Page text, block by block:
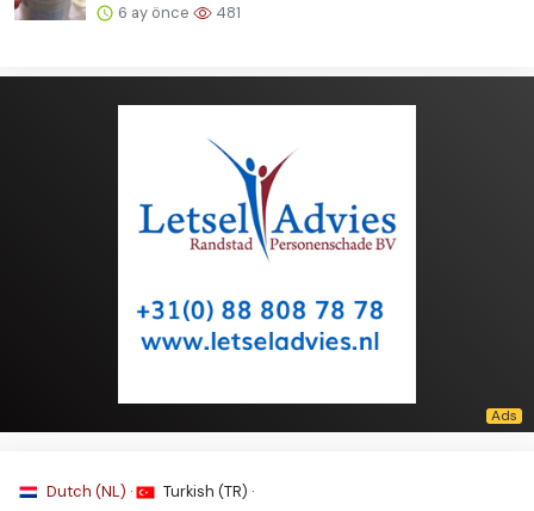
6 ay önce 481
Dutch (NL) · Turkish (TR) ·